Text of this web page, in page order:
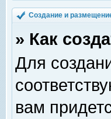
Создание и
» Как
Для
вам